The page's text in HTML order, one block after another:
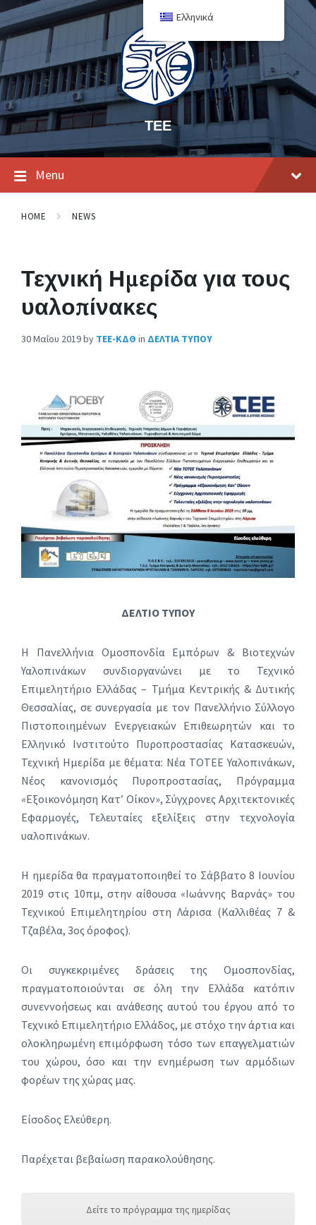
ΤΕΕ
Menu
HOME NEWS
Τεχνική Ημερίδα για τους
υαλοπίνακες
30 Μαΐου 2019by ΤΕΕ-ΚΔΘ in ΔΕΛΤΙΑ ΤΥΠΟΥ
ΔΕΛΤΙΟ ΤΥΠΟΥ
Η Πανελλήνια Ομοσπονδία Εμπόρων & Βιοτεχνών
Υαλοπινάκων συνδιοργανώνει με το Τεχνικό
Επιμελητήριο Ελλάδας – Τμήμα Κεντρικής & Δυτικής
Θεσσαλίας, σε συνεργασία με τον Πανελλήνιο Σύλλογο
Πιστοποιημένων Ενεργειακών Επιθεωρητών και το
Ελληνικό Ινστιτούτο Πυροπροστασίας Κατασκευών,
Τεχνική Ημερίδα με θέματα: Νέα ΤΟΤΕΕ Υαλοπινάκων,
Νέος κανονισμός Πυροπροστασίας, Πρόγραμμα
«Εξοικονόμηση Κατ’ Οίκον», Σύγχρονες Αρχιτεκτονικές
Εφαρμογές, Τελευταίες εξελίξεις στην τεχνολογία
υαλοπινάκων.
Η ημερίδα θα πραγματοποιηθεί το Σάββατο 8 Ιουνίου
2019 στις 10πμ, στην αίθουσα «Ιωάννης Βαρνάς» του
Τεχνικού Επιμελητηρίου στη Λάρισα (Καλλιθέας 7 &
Τζαβέλα, 3ος όροφος).
Οι συγκεκριμένες δράσεις της Ομοσπονδίας,
πραγματοποιούνται σε όλη την Ελλάδα κατόπιν
συνεννοήσεως και ανάθεσης αυτού του έργου από το
Τεχνικό Επιμελητήριο Ελλάδος, με στόχο την άρτια και
ολοκληρωμένη επιμόρφωση τόσο των επαγγελματιών
του χώρου, όσο και την ενημέρωση των αρμόδιων
φορέων της χώρας μας.
Είσοδος Ελεύθερη.
Παρέχεται βεβαίωση παρακολούθησης.
Δείτε το πρόγραμμα της ημερίδας
Ελληνικά